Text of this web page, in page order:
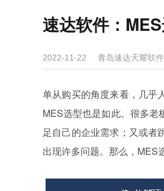
速达软件：
2022-11-22 青岛速达天耀软
单从购买的角度来看，几乎
MES选型也是如此。很多
足自己的企业需求；又或者
出现许多问题。那么，MES